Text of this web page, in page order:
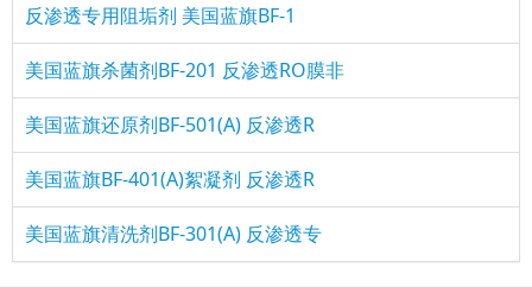
反渗透专用阻垢剂 美国蓝旗BF-1
美国蓝旗杀菌剂BF-201 反渗透RO膜非
美国蓝旗还原剂BF-501(A) 反渗透R
美国蓝旗BF-401(A)絮凝剂 反渗透R
美国蓝旗清洗剂BF-301(A) 反渗透专